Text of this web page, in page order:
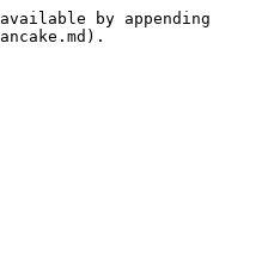
by appending